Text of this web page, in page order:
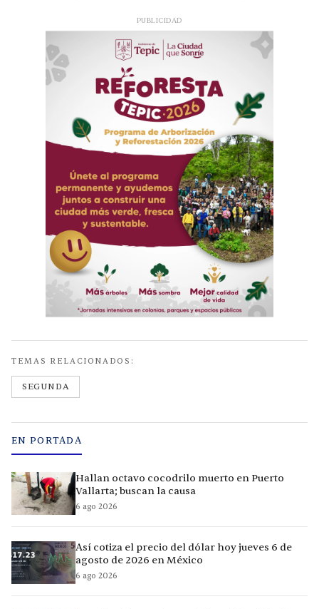
PUBLICIDAD
TEMAS RELACIONADOS:
SEGUNDA
EN PORTADA
Hallan octavo cocodrilo muerto en Puerto
Vallarta; buscan la causa
6 ago 2026
Así cotiza el precio del dólar hoy jueves 6 de
agosto de 2026 en México
6 ago 2026